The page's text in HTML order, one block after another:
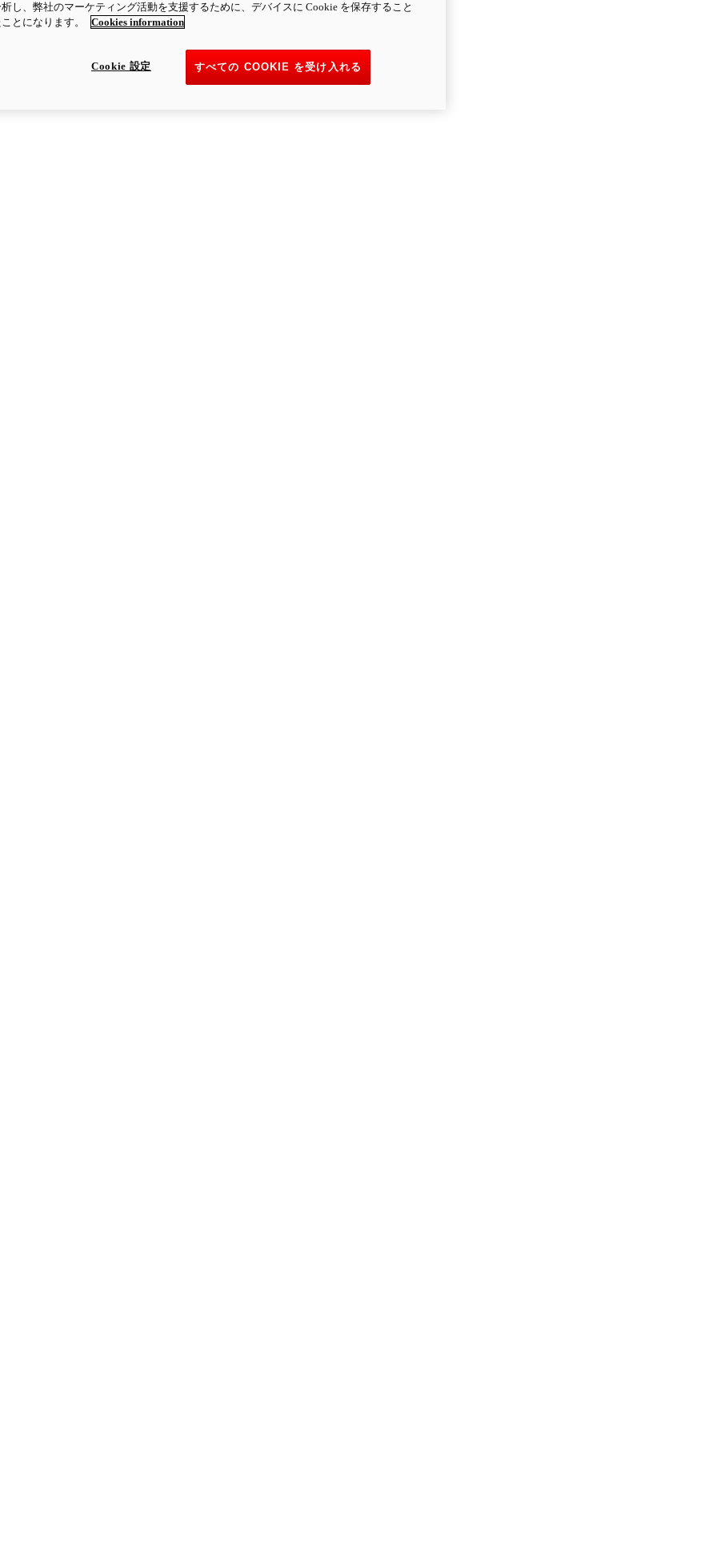
し、弊社のマーケティング活動を支援するために、デバイスに Cookie を保存すること
とになります。
Cookies information
すべての COOKIE を受け入れる
Cookie 設定